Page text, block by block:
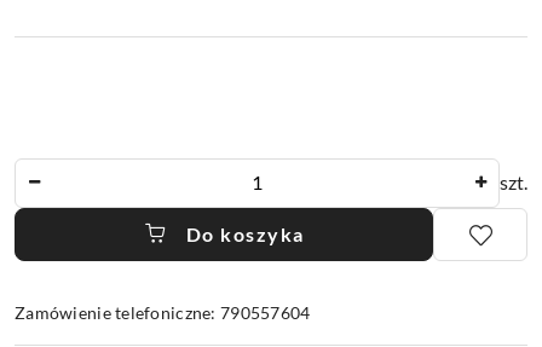
szt.
Do koszyka
Zamówienie telefoniczne: 790557604